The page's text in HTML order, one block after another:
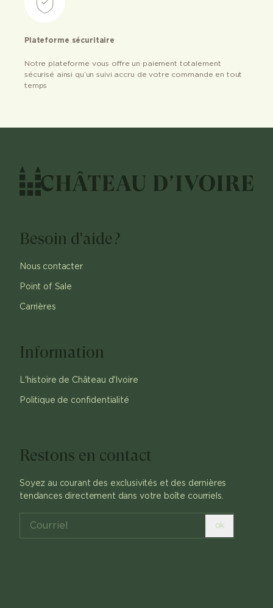
Plateforme sécuritaire
Notre plateforme vous offre un paiement totalement
sécurisé ainsi qu’un suivi accru de votre commande en tout
temps
Besoin d'aide?
Nous contacter
Point of Sale
Carrières
Information
L'histoire de Château d'Ivoire
Politique de confidentialité
Restons en contact
Soyez au courant des exclusivités et des dernières
tendances directement dans votre boîte courriels.
ok